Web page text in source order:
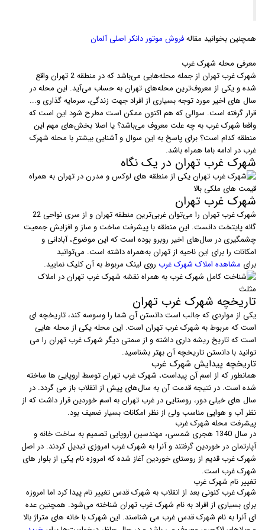
همچنین بخوانید مقالهفروش موتور دانکر اصلی آلمان
معرفی محله شهرک غرب
شهرک غرب تهران از جمله محله‌هایی می‌باشد که در منطقه 2 تهران واقع
شده و یکی از معروف‌ترین محله‌های تهران به حساب می‌آید. این محله در
سال های اخیر مورد توجه بسیاری از افراد جهت زندگی، سرمایه گذاری و...
قرار گرفته است. سوالی که هم اکنون ممکن است مطرح شود این است که
واقعا شهرک غرب به چه علت معروف می‌باشد؟ یا اصلا بخش‌های مهم این
منطقه کدام است؟ برای پاسخ به این سوال و آشنایی بیشتر با محله شهرک
غرب در ادامه باما همراه باشد.
شهرک غرب تهران در یک نگاه
شهرک غرب تهران
شهرک غرب تهران را می‌توان غربی‌ترین منطقه تهران و از سری نواحی 22
گانه پایتخت دانست. این منطقه با پیشرفت ساخت و ساز و افزایش جمعیت
چشمگیری در سال‌های اخیر روبرو بوده است که این موضوع، آبادانی و
امکانات را برای این ناحیه از تهران به‌همراه داشته است. می‌توانید
برای مشاهده املاک شهرک غرب روی لینک مربوط به آن کلیک نمایید.
تاریخچه شهرک غرب تهران
یکی از مواردی که جالب است دانستن آن شما را وسوسه کند، تاریخچه ای
است که مربوط به شهرک غرب تهران است. این محله یکی از محله هایی
است که تاریخ ریشه داری داشته و از سمتی دیگر شهرک غرب تهران را می
توانید با دانستن تاریخچه آن بهتر بشناسید.
تاریخچه پیدایش شهرک غرب
همانطور که از اسم آن پیداست، شهرک غرب تهران توسط اروپایی ها ساخته
شده است. در نتیجه قدمت آن به سال‌های پیش از انقلاب باز می گردد. در
سال های خیلی دور، روستایی در غرب تهران به اسم خوردین قرار داشت که از
نظر آب و هوایی مناسب ولی از نظر امکانات بسیار ضعیف بود.
پیشرفت محله شهرک غرب
در سال 1340 هجری شمسی، مهندسین اروپایی تصمیم به ساخت خانه و
آپارتمان در خوردین گرفتند و آنرا به شهرک غرب امروزی تبدیل کردند. در اصل
شهرک غرب قدیم از روستای خوردین آغاز شده که امروزه نام یکی از بلوار های
شهرک غرب است.
تغییر نام شهرک غرب
شهرک غرب کنونی بعد از انقلاب به شهرک قدس تغییر نام پیدا کرد اما امروزه
برای بسیاری از افراد به نام شهرک غرب تهران شناخته می‌شود. همچنین عده
ای آنرا به نام شهرک قدس غرب می شناسند. این شهرک با خانه های متراژ بالا